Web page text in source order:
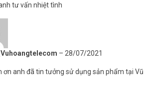
tư vấn nhiệt tình
– 28/07/2021
ơn anh đã tin tưởng sử dụng sản phẩm tại Vũ